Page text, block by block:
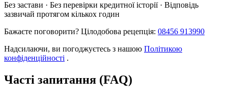
Без застави · Без перевірки кредитної історії · Відповідь
зазвичай протягом кількох годин
Бажаєте поговорити? Цілодобова рецепція: 08456 913990
Надсилаючи, ви погоджуєтесь з нашою Політикою
конфіденційності .
Часті запитання (FAQ)